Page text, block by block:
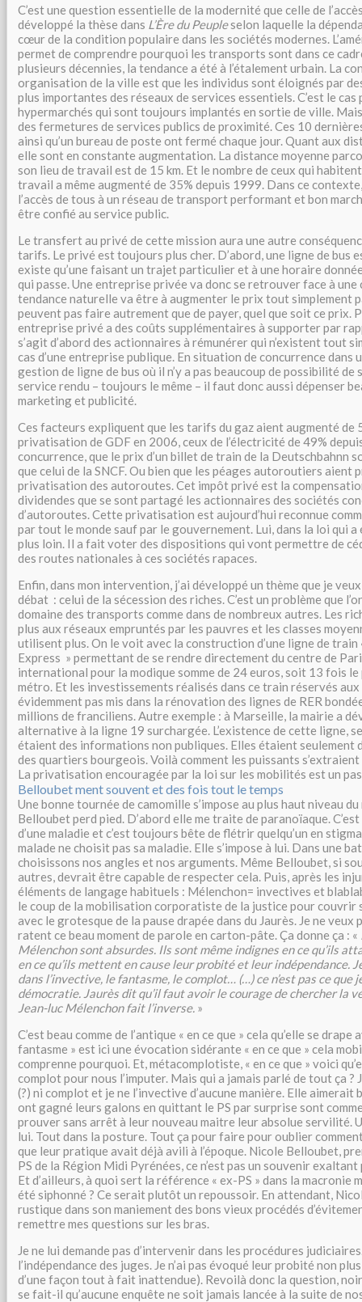
C’est une question essentielle de la modernité que celle de
développé la thèse dans L’Ère du Peupleselon laquelle la
cœur de la condition populaire dans les sociétés modernes.
permet de comprendre pourquoi les transports sont dans ce
plusieurs décennies, la tendance a été à l’étalement urbain. La
organisation de la ville est que les individus sont éloignés par
plus importantes des réseaux de services essentiels. C’est le cas
hypermarchés qui sont toujours implantés en sortie de ville.
des fermetures de services publics de proximité. Ces 10
ainsi qu’un bureau de poste ont fermé chaque jour. Quant aux
elle sont en constante augmentation. La distance moyenne
son lieu de travail est de 15 km. Et le nombre de ceux qui
travail a même augmenté de 35% depuis 1999. Dans ce
l’accès de tous à un réseau de transport performant et bon
être confié au service public.
Le transfert au privé de cette mission aura une autre
tarifs. Le privé est toujours plus cher. D’abord, une ligne de bus
existe qu’une faisant un trajet particulier et à une horaire donnée,
qui passe. Une entreprise privée va donc se retrouver face à une
tendance naturelle va être à augmenter le prix tout simplement
peuvent pas faire autrement que de payer, quel que soit ce prix.
entreprise privé a des coûts supplémentaires à supporter par
s’agit d’abord des actionnaires à rémunérer qui n’existent tout
cas d’une entreprise publique. En situation de concurrence dans
gestion de ligne de bus où il n’y a pas beaucoup de possibilité
service rendu – toujours le même – il faut donc aussi dépenser
marketing et publicité.
Ces facteurs expliquent que les tarifs du gaz aient augmenté de
privatisation de GDF en 2006, ceux de l’électricité de 49%
concurrence, que le prix d’un billet de train de la Deutschbahnn
que celui de la SNCF. Ou bien que les péages autoroutiers aient
privatisation des autoroutes. Cet impôt privé est la
dividendes que se sont partagé les actionnaires des sociétés
d’autoroutes. Cette privatisation est aujourd’hui reconnue
par tout le monde sauf par le gouvernement. Lui, dans la loi qui
plus loin. Il a fait voter des dispositions qui vont permettre de
des routes nationales à ces sociétés rapaces.
Enfin, dans mon intervention, j’ai développé un thème que je
débat : celui de la sécession des riches. C’est un problème que
domaine des transports comme dans de nombreux autres. Les
plus aux réseaux empruntés par les pauvres et les classes
utilisent plus. On le voit avec la construction d’une ligne de train
Express » permettant de se rendre directement du centre de
international pour la modique somme de 24 euros, soit 13 fois le
métro. Et les investissements réalisés dans ce train réservés
évidemment pas mis dans la rénovation des lignes de RER
millions de franciliens. Autre exemple : à Marseille, la mairie a
alternative à la ligne 19 surchargée. L’existence de cette ligne,
étaient des informations non publiques. Elles étaient seulement
des quartiers bourgeois. Voilà comment les puissants s’extraient
La privatisation encouragée par la loi sur les mobilités est un pas
Belloubet ment souvent et des fois tout le temps
Une bonne tournée de camomille s’impose au plus haut niveau
Belloubet perd pied. D’abord elle me traite de paranoïaque.
d’une maladie et c’est toujours bête de flétrir quelqu’un en
malade ne choisit pas sa maladie. Elle s’impose à lui. Dans une
choisissons nos angles et nos arguments. Même Belloubet, si
autres, devrait être capable de respecter cela. Puis, après les
éléments de langage habituels : Mélenchon= invectives et
le coup de la mobilisation corporatiste de la justice pour couvrir
avec le grotesque de la pause drapée dans du Jaurès. Je ne veux
ratent ce beau moment de parole en carton-pâte. Ça donne ça : «
Mélenchon sont absurdes. Ils sont même indignes en ce qu’ils
en ce qu’ils mettent en cause leur probité et leur indépendance.
dans l’invective, le fantasme, le complot… (…) ce n’est pas ce que
démocratie. Jaurès dit qu’il faut avoir le courage de chercher la
Jean-luc Mélenchon fait l’inverse. »
C’est beau comme de l’antique « en ce que » cela qu’elle se drape
fantasme » est ici une évocation sidérante « en ce que » cela
comprenne pourquoi. Et, métacomplotiste, « en ce que » voici
complot pour nous l’imputer. Mais qui a jamais parlé de tout ça ?
(?) ni complot et je ne l’invective d’aucune manière. Elle aimerait
ont gagné leurs galons en quittant le PS par surprise sont
prouver sans arrêt à leur nouveau maitre leur absolue servilité.
lui. Tout dans la posture. Tout ça pour faire pour oublier
que leur pratique avait déjà avili à l’époque. Nicole Belloubet,
PS de la Région Midi Pyrénées, ce n’est pas un souvenir
Et d’ailleurs, à quoi sert la référence « ex-PS » dans la macronie
été siphonné ? Ce serait plutôt un repoussoir. En attendant,
rustique dans son maniement des bons vieux procédés
remettre mes questions sur les bras.
Je ne lui demande pas d’intervenir dans les procédures
l’indépendance des juges. Je n’ai pas évoqué leur probité non
d’une façon tout à fait inattendue). Revoilà donc la question,
se fait-il qu’aucune enquête ne soit jamais lancée à la suite de